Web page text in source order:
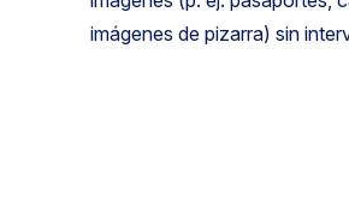
imágenes de pizarra) sin